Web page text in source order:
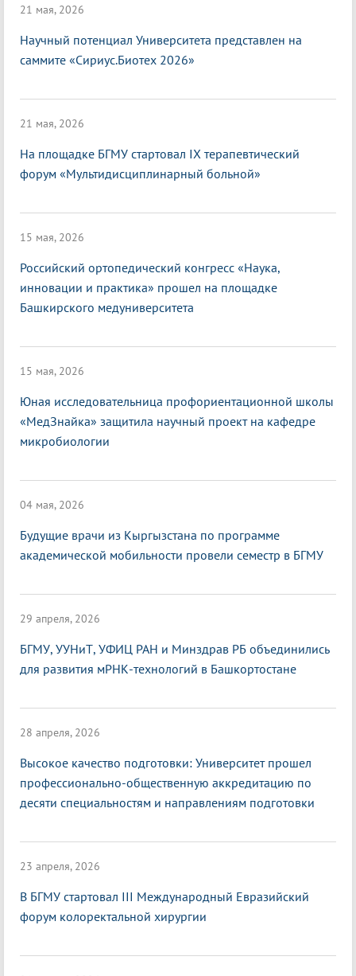
21 мая, 2026
Научный потенциал Университета представлен на
саммите «Сириус.Биотех 2026»
21 мая, 2026
На площадке БГМУ стартовал IX терапевтический
форум «Мультидисциплинарный больной»
15 мая, 2026
Российский ортопедический конгресс «Наука,
инновации и практика» прошел на площадке
Башкирского медуниверситета
15 мая, 2026
Юная исследовательница профориентационной школы
«МедЗнайка» защитила научный проект на кафедре
микробиологии
04 мая, 2026
Будущие врачи из Кыргызстана по программе
академической мобильности провели семестр в БГМУ
29 апреля, 2026
БГМУ, УУНиТ, УФИЦ РАН и Минздрав РБ объединились
для развития мРНК-технологий в Башкортостане
28 апреля, 2026
Высокое качество подготовки: Университет прошел
профессионально-общественную аккредитацию по
десяти специальностям и направлениям подготовки
23 апреля, 2026
В БГМУ стартовал III Международный Евразийский
форум колоректальной хирургии